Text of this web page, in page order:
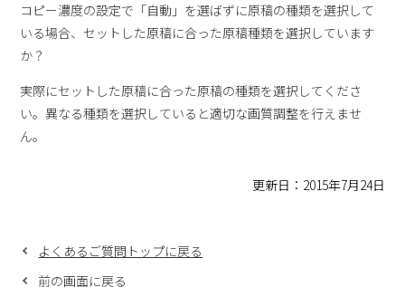
コピー濃度の設定で「自動」を選ばずに原稿の種類を選択して
いる場合、セットした原稿に合った原稿種類を選択しています
か？
実際にセットした原稿に合った原稿の種類を選択してくださ
い。異なる種類を選択していると適切な画質調整を行えませ
ん。
更新日：2015年7月24日
よくあるご質問トップに戻る
前の画面に戻る